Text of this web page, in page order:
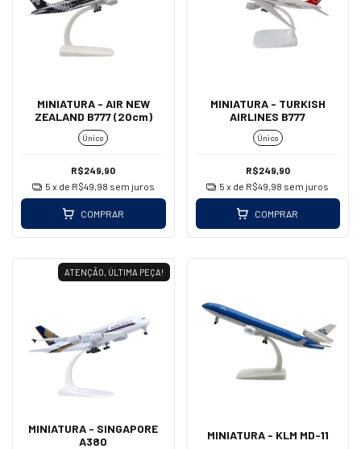
MINIATURA - AIR NEW
ZEALAND B777 (20cm)
Único
R$249,90
5 x de R$49,98 sem juros
COMPRAR
MINIATURA - TURKISH
AIRLINES B777
Único
R$249,90
5 x de R$49,98 sem juros
COMPRAR
ATENÇÃO, ÚLTIMA PEÇA!
MINIATURA - SINGAPORE
A380
MINIATURA - KLM MD-11